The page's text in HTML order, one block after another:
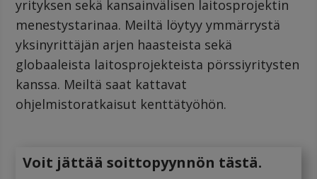
yrityksen sekä kansainvälisen laitosprojektin
menestystarinaa. Meiltä löytyy ymmärrystä
yksinyrittäjän arjen haasteista sekä
globaaleista laitosprojekteista pörssiyritysten
kanssa. Meiltä saat kattavat
ohjelmistoratkaisut kenttätyöhön.
Voit jättää soittopyynnön tästä.